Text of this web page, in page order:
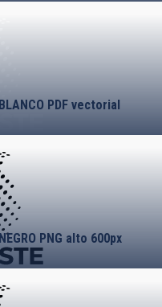
PDF vectorial
PNG alto 600px